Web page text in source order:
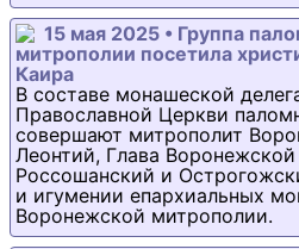
15 мая 2025 • Группа
митрополии посетила
Каира
В составе монашеской
Православной Церкви
совершают митрополит
Леонтий, Глава
Россошанский и
и игумении епархиальных
Воронежской митрополии.